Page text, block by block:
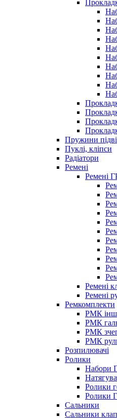
Пружини
Пуклі, кліпси
Радіатори
Ремені
Ремені
Ремені
Ремені
Ремкомплекти
РМК
РМК
РМК
РМК
Розпилювачі
Ролики
Набори
Ролики
Ролики
Сальники
Сальники